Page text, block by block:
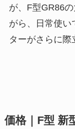
が、F型GR86
がら、日常使い
ターがさらに際
価格｜F型 新